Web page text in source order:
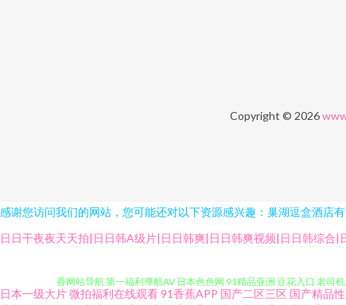
Copyright © 2026
感谢您访问我们的网站，您可能还对以下资源感兴趣：巢湖逗盒酒店
日日干夜夜天天拍|日日韩A级片|日日韩爽|日日韩爽视频|日日韩综合
午夜操B影院 国产人妖系列 av亚洲东方 韩日AV免费影院 人人摸日
日本一级大片微拍福利在线观看91香蕉APP 国产二区三区 国产精品性